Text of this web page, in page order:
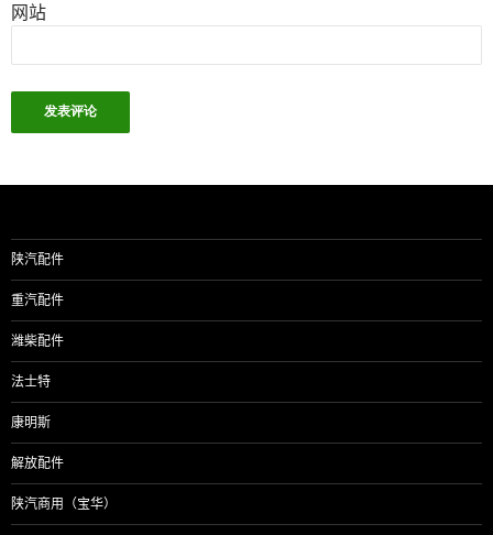
网站
陕汽配件
重汽配件
潍柴配件
法士特
康明斯
解放配件
陕汽商用（宝华）